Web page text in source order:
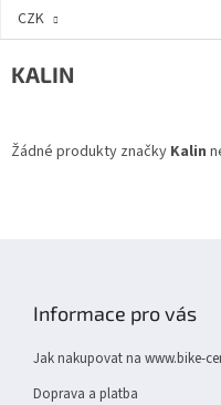
Přejít
CZK
KALIN
Žádné produkty značky Kalin
Informace pro vás
Jak nakupovat na www.bike-
Doprava a platba